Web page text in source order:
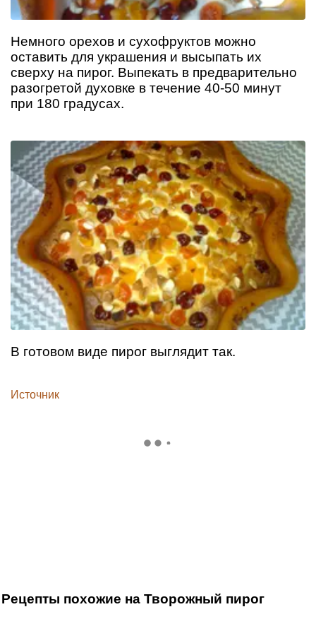
Немного орехов и сухофруктов можно
оставить для украшения и высыпать их
сверху на пирог. Выпекать в предварительно
разогретой духовке в течение 40-50 минут
при 180 градусах.
В готовом виде пирог выглядит так.
Источник
Рецепты похожие на Творожный пирог